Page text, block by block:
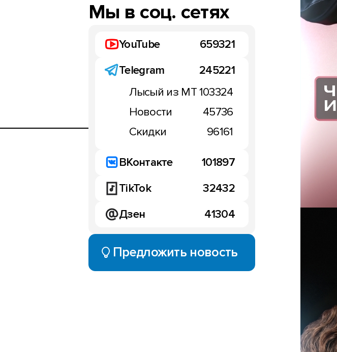
Мы в соц. сетях
YouTube
659321
Telegram
245221
Лысый из МТ103324
Новости
45736
Скидки
96161
ВКонтакте
101897
TikTok
32432
Дзен
41304
Предложить новость